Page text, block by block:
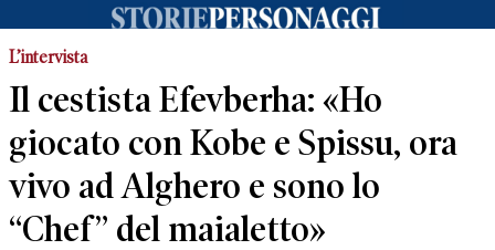
L’intervista
Il cestista Efevberha: «Ho
giocato con Kobe e Spissu, ora
vivo ad Alghero e sono lo
“Chef” del maialetto»